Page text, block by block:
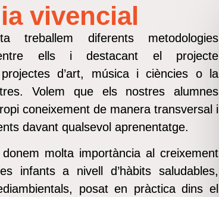
vivencial
treballem diferents metodologies
entre ells i destacant el projecte
d’art, música i ciències o la
Volem que els nostres alumnes
coneixement de manera transversal i
davant qualsevol aprenentatge.
molta importància al creixement
infants a nivell d’hàbits saludables,
posat en pràctica dins el